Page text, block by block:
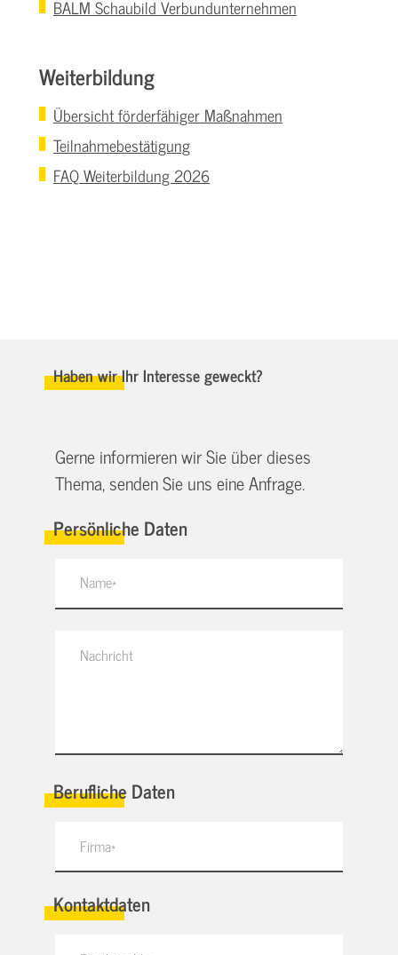
BALM Schaubild Verbundunternehmen
Weiterbildung
Übersicht förderfähiger Maßnahmen
Teilnahmebestätigung
FAQ Weiterbildung 2026
Haben wir Ihr Interesse geweckt?
Gerne informieren wir Sie über dieses
Thema, senden Sie uns eine Anfrage.
Persönliche Daten
Berufliche Daten
Kontaktdaten